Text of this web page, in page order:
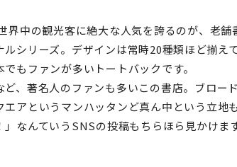
界中の観光客に絶大な人気を誇るのが、老舗
シリーズ。デザインは常時20種類ほど揃えて
もファンが多いトートバックです。
、著名人のファンも多いこの書店。ブロー
アというマンハッタンど真ん中という立地
なんていうSNSの投稿もちらほら見かけます